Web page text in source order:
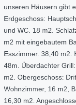
unseren Häusern gibt
Erdgeschoss:
und WC. 18 m2.
m2 mit eingebautem
Esszimmer. 38,40 m2.
48m. Überdachter
m2. Obergeschoss:
Wohnzimmer, 16 m2,
16,30 m2.